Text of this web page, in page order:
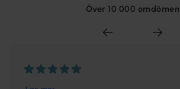
Över 10 000 omdömen